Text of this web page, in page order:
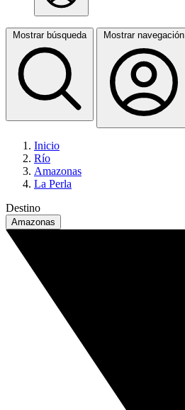
Mostrar búsqueda Mostrar navegación
Inicio
Río
Amazonas
La Perla
Destino
Amazonas